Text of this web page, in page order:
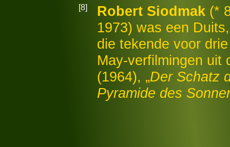
[8] Robert Siodmak (*
1973) was een
die tekende voor
May-verfilmingen uit
(1964), „Der Schatz
Pyramide des